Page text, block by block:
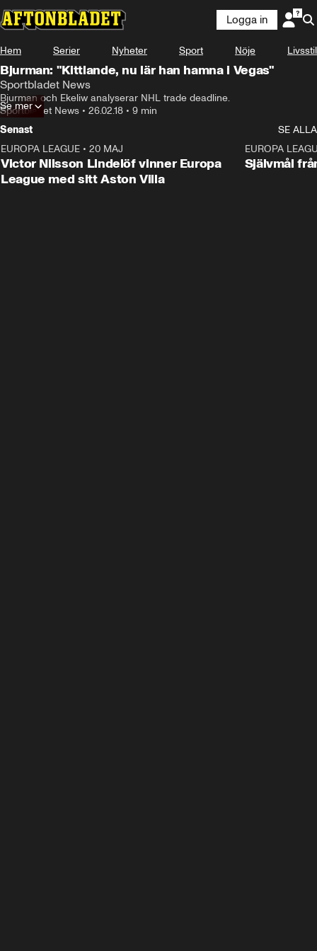
Logga in
Hem Serier Nyheter Sport Nöje Livsstil
Bjurman: "Kittlande, nu lär han hamna i Vegas"
Sportbladet News
Bjurman och Ekeliw analyserar NHL trade deadline.
Sportbladet News • 26.02.18 • 9 min
Se mer
Senast
SE ALLA
EUROPA LEAGUE • 20 MAJ
Victor Nilsson Lindelöf vinner Europa
League med sitt Aston Villa
EUROPA
Självmål